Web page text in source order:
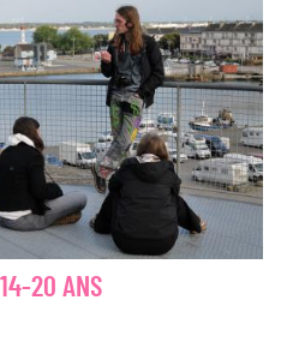
14-20 ANS